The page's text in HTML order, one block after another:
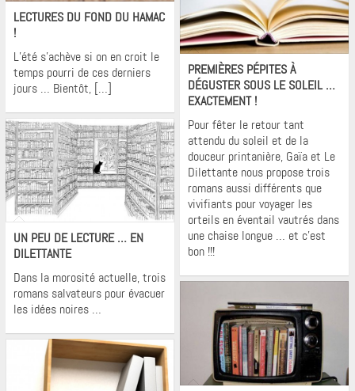
LECTURES DU FOND DU HAMAC
!
L’été s’achève si on en croit le
temps pourri de ces derniers
jours … Bientôt, […]
Krons
PREMIÈRES PÉPITES À
DÉGUSTER SOUS LE SOLEIL …
EXACTEMENT !
Pour fêter le retour tant
attendu du soleil et de la
douceur printanière, Gaïa et Le
Dilettante nous propose trois
romans aussi différents que
vivifiants pour voyager les
orteils en éventail vautrés dans
une chaise longue … et c’est
bon !!!
UN PEU DE LECTURE … EN
DILETTANTE
Dans la morosité actuelle, trois
romans salvateurs pour évacuer
les idées noires …
Krons